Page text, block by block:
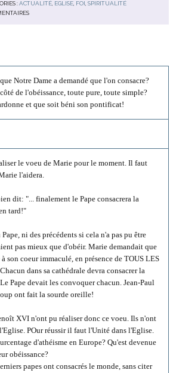
:ACTUALITÉ, EGLISE, FOI SPIRITUALITÉ
Notre Dame a demandé que l'on consacre?
de l'obéissance, toute pure, toute simple?
et que soit béni son pontificat!
le voeu de Marie pour le moment. Il faut
l'aidera.
dit: "... finalement le Pape consacrera la
tard!"
ni des précédents si cela n'a pas pu être
pas mieux que d'obéir. Marie demandait que
son coeur immaculé, en présence de TOUS LES
dans sa cathédrale devra consacrer la
Pape devait les convoquer chacun. Jean-Paul
ont fait la sourde oreille!
XVI n'ont pu réaliser donc ce voeu. Ils n'ont
POur réussir il faut l'Unité dans l'Eglise.
d'athéisme en Europe? Qu'est devenue
obéissance?
papes ont consacrés le monde, sans citer